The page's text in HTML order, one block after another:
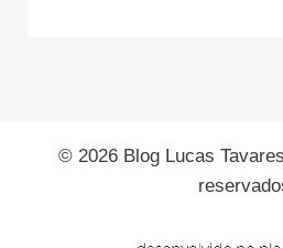
© 2026 Blog Lucas